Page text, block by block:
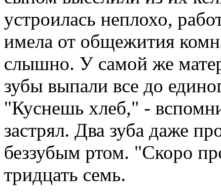
устроилась неплохо,
имела от общежития
слышно. У самой же
зубы выпали все до
"Куснешь хлеб," -
застрял. Два зуба даже
беззубым ртом. "Скоро
тридцать семь.